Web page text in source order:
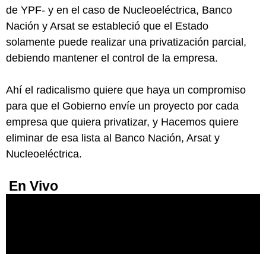
de YPF- y en el caso de Nucleoeléctrica, Banco
Nación y Arsat se estableció que el Estado
solamente puede realizar una privatización parcial,
debiendo mantener el control de la empresa.
Ahí el radicalismo quiere que haya un compromiso
para que el Gobierno envíe un proyecto por cada
empresa que quiera privatizar, y Hacemos quiere
eliminar de esa lista al Banco Nación, Arsat y
Nucleoeléctrica.
En Vivo